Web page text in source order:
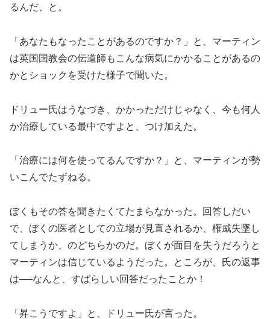
るんだ、と。
「あなたもなったことがあるのですか？」と、マーティン
は英国国教会の伝道師もこんな病気にかかることがあるの
かとショックを受けた様子で聞いた。
ドリュー氏はうなづき、かかっただけじゃなく、今も何人
か治療している最中ですよと、つけ加えた。
「治療には何を使ってるんですか？」と、マーティンが勢
いこんでたずねる。
ぼくもその答を聞きたくてたまらなかった。回答しだい
で、ぼくの医者としての立場が見直されるか、権威失墜し
てしまうか、のどちらかのだ。ぼくが面目を失うだろうと
マーティンは信じているようだった。ところが、氏の返事
は──なんと、すばらしい回答だったことか！
「昇こうですよ」と、ドリュー氏が言った。